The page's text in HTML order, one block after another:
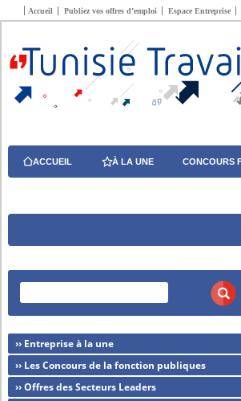
Accueil Publiez vos offres d’emploi Espace Entreprise
ACCUEIL À LA UNE CONCOURS
›› Entreprise à la une
›› Les Concours de la fonction publiques
›› Offres des Secteurs Leaders